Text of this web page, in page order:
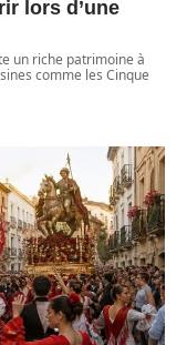
lors d’une
un riche patrimoine à
comme les Cinque